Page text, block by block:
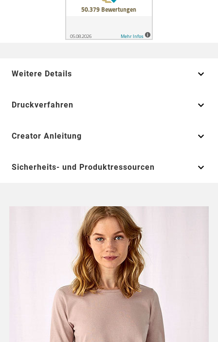
Weitere Details
Druckverfahren
Creator Anleitung
Sicherheits- und Produktressourcen